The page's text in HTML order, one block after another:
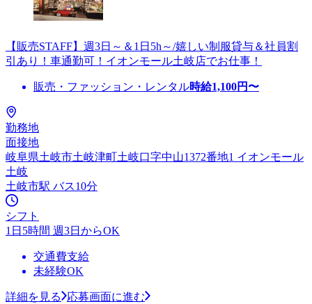
【販売STAFF】週3日～＆1日5h～/嬉しい制服貸与＆社員割
引あり！車通勤可！イオンモール土岐店でお仕事！
販売・ファッション・レンタル時給1,100円〜
勤務地
面接地
岐阜県土岐市土岐津町土岐口字中山1372番地1 イオンモール
土岐
土岐市駅 バス10分
シフト
1日5時間 週3日からOK
交通費支給
未経験OK
詳細を見る
応募画面に進む